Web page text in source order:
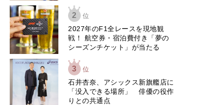
2 位
2027年のF1全レースを現地観
戦！ 航空券・宿泊費付き「夢の
シーズンチケット」が当たる
3 位
石井杏奈、アシックス新旗艦店に
「没入できる場所」 俳優の役作
りとの共通点